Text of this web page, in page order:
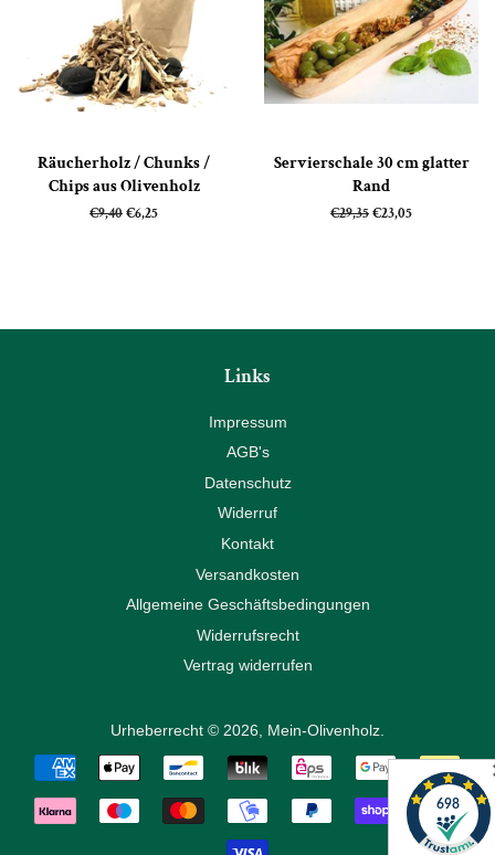
Räucherholz / Chunks /
Chips aus Olivenholz
Normaler
€9,40Sonderpreis
€6,25
Servierschale 30 cm glatter
Rand
Normaler
€29,35Sonderpreis
€23,05
Links
Impressum
AGB's
Datenschutz
Widerruf
Kontakt
Versandkosten
Allgemeine Geschäftsbedingungen
Widerrufsrecht
Vertrag widerrufen
Urheberrecht © 2026, Mein-Olivenholz
Zahlungsarten